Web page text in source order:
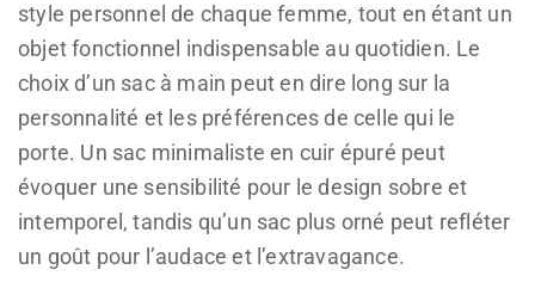
style personnel de chaque femme, tout en étant un
objet fonctionnel indispensable au quotidien. Le
choix d’un sac à main peut en dire long sur la
personnalité et les préférences de celle qui le
porte. Un sac minimaliste en cuir épuré peut
évoquer une sensibilité pour le design sobre et
intemporel, tandis qu’un sac plus orné peut refléter
un goût pour l’audace et l’extravagance.